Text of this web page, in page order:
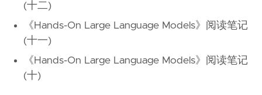
(十二)
《Hands-On Large Language Models》阅读笔记
(十一)
《Hands-On Large Language Models》阅读笔记
(十)